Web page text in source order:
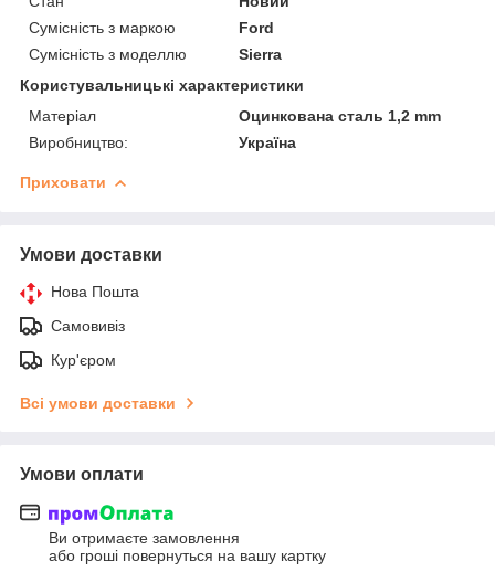
Сумісність з маркою
Ford
Сумісність з моделлю
Sierra
Користувальницькі характеристики
Матеріал
Оцинкована сталь 1,2 mm
Виробництво:
Україна
Приховати
Умови доставки
Нова Пошта
Самовивіз
Кур'єром
Всі умови доставки
Умови оплати
Ви отримаєте замовлення
або гроші повернуться на вашу картку